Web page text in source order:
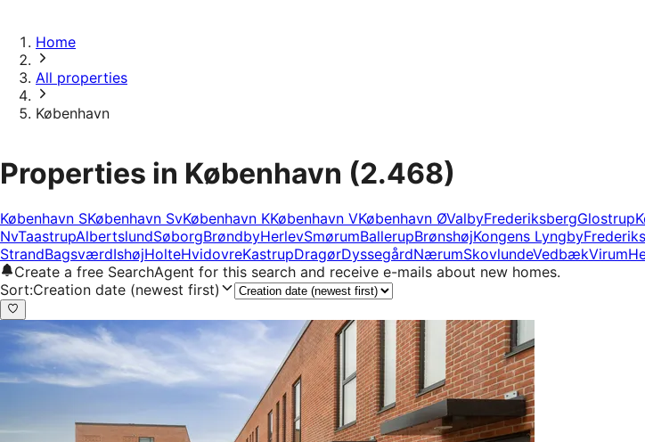
Home
All properties
København
Properties in København (2.468)
København SKøbenhavn SvKøbenhavn KKøbenhavn VKøbenhavn ØValbyFrederiksbergGlostrup
NvTaastrupAlbertslundSøborgBrøndbyHerlevSmørumBallerupBrønshøjKongens Lyngby
StrandBagsværdIshøjHolteHvidovreKastrupDragørDyssegårdNærumSkovlundeVedbækVirum
Create a free SearchAgent for this search and receive e-mails about new homes.
Sort:Creation date (newest first)